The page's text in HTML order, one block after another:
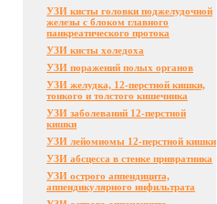
УЗИ кисты головки поджелудочной
железы с блоком главного
панкреатического протока
УЗИ кисты холедоха
УЗИ поражений полых органов
УЗИ желудка, 12-перстной кишки,
тонкого и толстого кишечника
УЗИ заболеваний 12-перстной
кишки
УЗИ лейомиомы 12-перстной кишки
УЗИ абсцесса в стенке привратника
УЗИ острого аппендицита,
аппендикулярного инфильтрата